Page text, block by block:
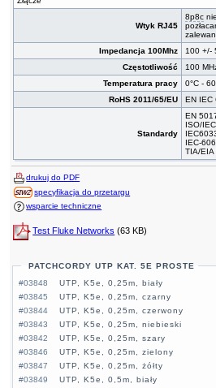
Wtyk RJ45
8p8c
Impedancja 100Mhz
100 +/-
Częstotliwość
100
Temperatura pracy
0°C -
RoHS 2011/65/EU
EN IEC
Standardy
EN
ISO/
IEC-
TIA/EIA
drukuj do PDF
specyfikacja do przetargu
wsparcie techniczne
Test Fluke Networks (63 KB)
PATCHCORDY UTP KAT. 5E PROSTE
#03848
UTP, K5e, 0,25m, biały
#03845
UTP, K5e, 0,25m, czarny
#03844
UTP, K5e, 0,25m, czerwony
#03843
UTP, K5e, 0,25m, niebieski
#03842
UTP, K5e, 0,25m, szary
#03846
UTP, K5e, 0,25m, zielony
#03847
UTP, K5e, 0,25m, żółty
#03849
UTP, K5e, 0,5m, biały